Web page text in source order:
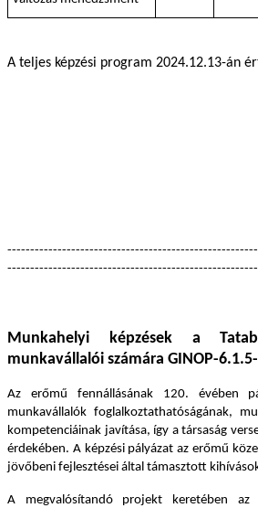
A teljes képzési program 2024.12.13-án
Munkahelyi képzések a
munkavállalói számára GINOP-
Az erőmű fennállásának 120. évében
munkavállalók foglalkoztathatóságának,
kompetenciáinak javítása, így a társaság
érdekében. A képzési pályázat az erőmű
jövőbeni fejlesztései által támasztott
A megvalósítandó projekt keretében az